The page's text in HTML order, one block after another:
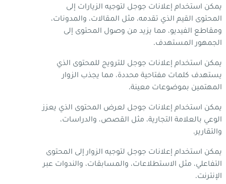
يمكن استخدام إعلانات جوجل لتوجيه الزيارات إلى
المحتوى القيم الذي تقدمه، مثل المقالات، والمدونات،
ومقاطع الفيديو، مما يزيد من وصول المحتوى إلى
الجمهور المستهدف.
يمكن استخدام إعلانات جوجل للترويج للمحتوى الذي
يستهدف كلمات مفتاحية محددة، مما يجذب الزوار
المهتمين بموضوعات معينة.
يمكن استخدام إعلانات جوجل لعرض المحتوى الذي يعزز
الوعي بالعلامة التجارية، مثل القصص، والدراسات،
والتقارير.
يمكن استخدام إعلانات جوجل لتوجيه الزوار إلى المحتوى
التفاعلي، مثل الاستطلاعات، والمسابقات، والندوات عبر
الإنترنت.